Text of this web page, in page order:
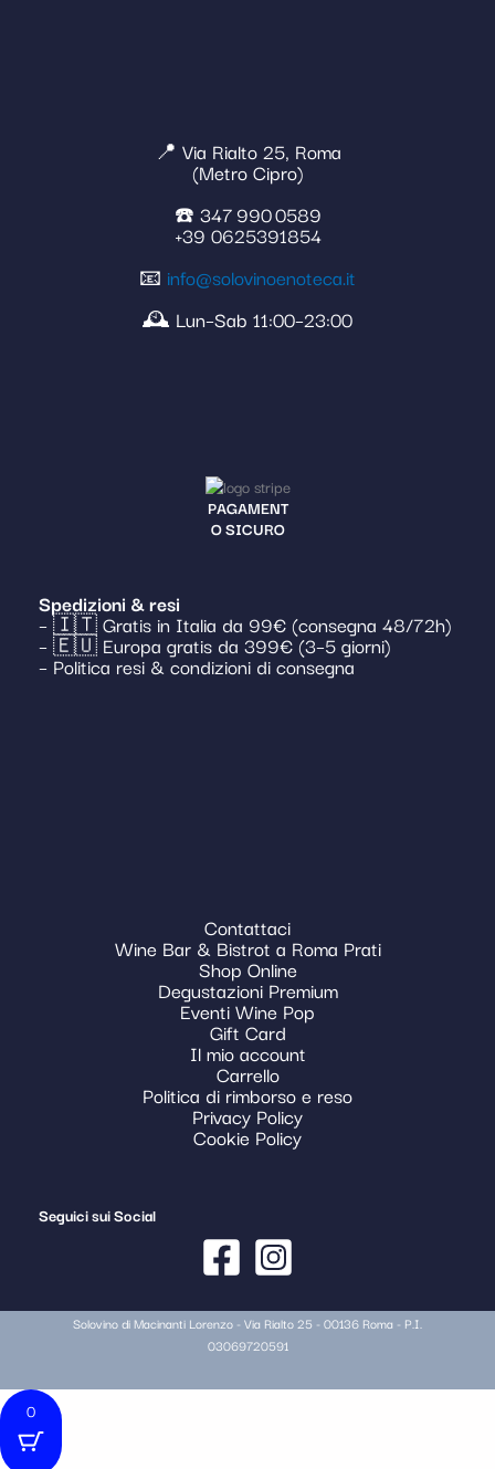
📍 Via Rialto 25, Roma
(Metro Cipro)
☎️ 347 990 0589
+39 0625391854
📧 info@solovinoenoteca.it
🕰️ Lun–Sab 11:00–23:00
PAGAMENT
O SICURO
Spedizioni & resi
– 🇮🇹 Gratis in Italia da 99€ (consegna 48/72h)
– 🇪🇺 Europa gratis da 399€ (3–5 giorni)
– Politica resi & condizioni di consegna
Contattaci
Wine Bar & Bistrot a Roma Prati
Shop Online
Degustazioni Premium
Eventi Wine Pop
Gift Card
Il mio account
Carrello
Politica di rimborso e reso
Privacy Policy
Cookie Policy
Seguici sui Social
Solovino di Macinanti Lorenzo - Via Rialto 25 - 00136 Roma - P.I.
03069720591
0